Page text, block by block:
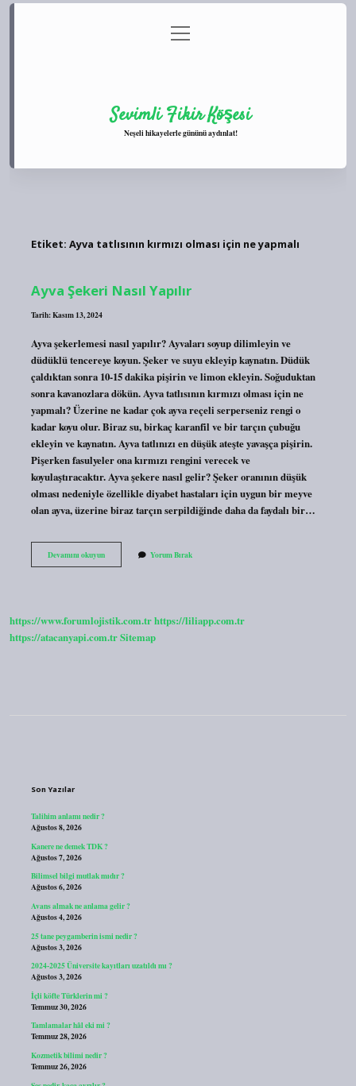
Gizlilik Politikası
menüyü
aç
Sevimli Fikir Köşesi
Neşeli hikayelerle gününü aydınlat!
Etiket: Ayva tatlısının kırmızı olması için ne yapmalı
Ayva Şekeri Nasıl Yapılır
Tarih: Kasım 13, 2024
Ayva şekerlemesi nasıl yapılır? Ayvaları soyup dilimleyin ve
düdüklü tencereye koyun. Şeker ve suyu ekleyip kaynatın. Düdük
çaldıktan sonra 10-15 dakika pişirin ve limon ekleyin. Soğuduktan
sonra kavanozlara dökün. Ayva tatlısının kırmızı olması için ne
yapmalı? Üzerine ne kadar çok ayva reçeli serperseniz rengi o
kadar koyu olur. Biraz su, birkaç karanfil ve bir tarçın çubuğu
ekleyin ve kaynatın. Ayva tatlınızı en düşük ateşte yavaşça pişirin.
Pişerken fasulyeler ona kırmızı rengini verecek ve
koyulaştıracaktır. Ayva şekere nasıl gelir? Şeker oranının düşük
olması nedeniyle özellikle diyabet hastaları için uygun bir meyve
olan ayva, üzerine biraz tarçın serpildiğinde daha da faydalı bir…
Devamını okuyunAyva
Şekeri
Yorum Bırak
https://www.forumlojistik.com.trhttps://liliapp.com.tr
https://atacanyapi.com.trSitemap
Son Yazılar
Talihim anlamı nedir ?
Ağustos 8, 2026
Kanere ne demek TDK ?
Ağustos 7, 2026
Bilimsel bilgi mutlak mıdır ?
Ağustos 6, 2026
Avans almak ne anlama gelir ?
Ağustos 4, 2026
25 tane peygamberin ismi nedir ?
Ağustos 3, 2026
2024-2025 Üniversite kayıtları uzatıldı mı ?
Ağustos 3, 2026
İçli köfte Türklerin mi ?
Temmuz 30, 2026
Tamlamalar hâl eki mi ?
Temmuz 28, 2026
Kozmetik bilimi nedir ?
Temmuz 26, 2026